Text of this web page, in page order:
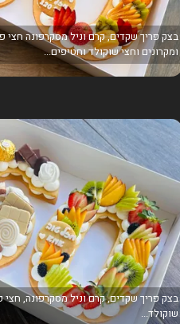
בצק פריך שקדים, קרם וניל מסקרפונה חצי
ומקרונים וחצי שוקולד וחטיפים...
בצק פריך שקדים, קרם וניל מסקרפונה, חצי
שוקולד...